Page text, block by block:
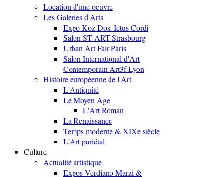
Location d'une oeuvre
Les Galeries d'Arts
Expo Koz Dos: Ictus Cordi
Salon ST-ART Strasbourg
Urban Art Fair Paris
Salon International d'Art
Contemporain Art3f Lyon
Histoire européenne de l'Art
L'Antiquité
Le Moyen Age
L'Art Roman
La Renaissance
Temps moderne & XIXe siècle
L'Art pariétal
Culture
Actualité artistique
Expos Verdiano Marzi &